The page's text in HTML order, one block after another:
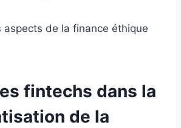
fintechs dans la
de la